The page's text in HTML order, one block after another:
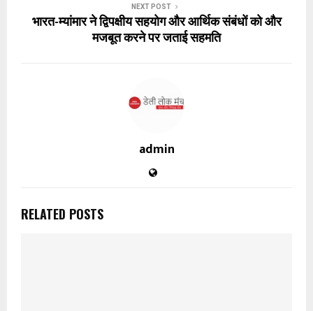
NEXT POST
भारत-म्यांमार ने द्विपक्षीय सहयोग और आर्थिक संबंधों को और
मजबूत करने पर जताई सहमति
admin
RELATED POSTS